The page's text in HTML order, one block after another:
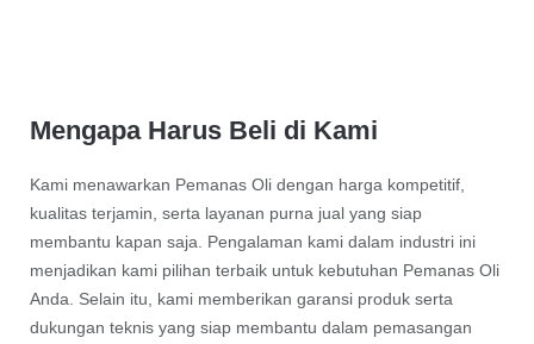
Mengapa Harus Beli di Kami
Kami menawarkan Pemanas Oli dengan harga kompetitif,
kualitas terjamin, serta layanan purna jual yang siap
membantu kapan saja. Pengalaman kami dalam industri ini
menjadikan kami pilihan terbaik untuk kebutuhan Pemanas Oli
Anda. Selain itu, kami memberikan garansi produk serta
dukungan teknis yang siap membantu dalam pemasangan